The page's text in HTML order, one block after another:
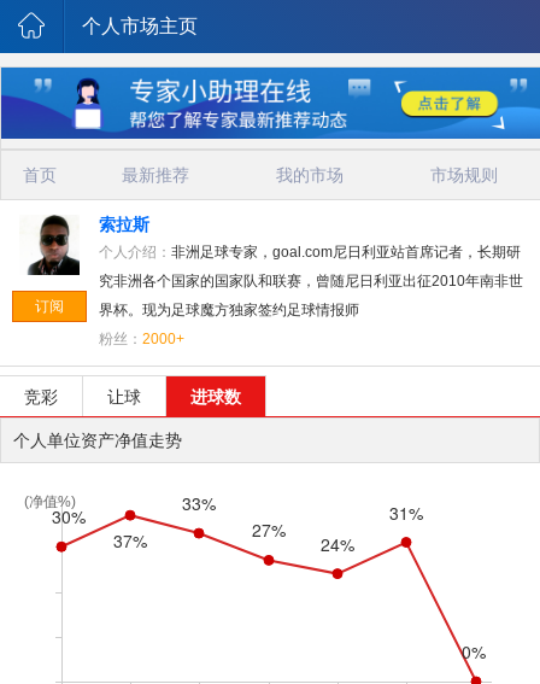
个人市场主页
首页 最新推荐 我的市场 市场规则
订阅
索拉斯
个人介绍： 非洲足球专家，goal.com尼日利亚站首席记者，长期研
究非洲各个国家的国家队和联赛，曾随尼日利亚出征2010年南非世
界杯。现为足球魔方独家签约足球情报师
粉丝： 2000+
竞彩 让球 进球数
个人单位资产净值走势
(净值%)